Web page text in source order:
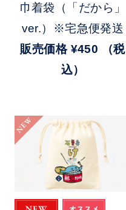
巾着袋（「だから」
ver.）※宅急便発送
販売価格 ¥450
（税
込）
NEW